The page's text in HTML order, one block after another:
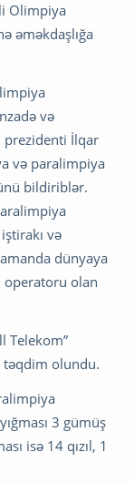
Olimpiya
əməkdaşlığa
və
prezidenti İlqar
və paralimpiya
bildiriblər.
və
dünyaya
operatoru olan
Telekom”
təqdim olundu.
3 gümüş
isə 14 qızıl, 1